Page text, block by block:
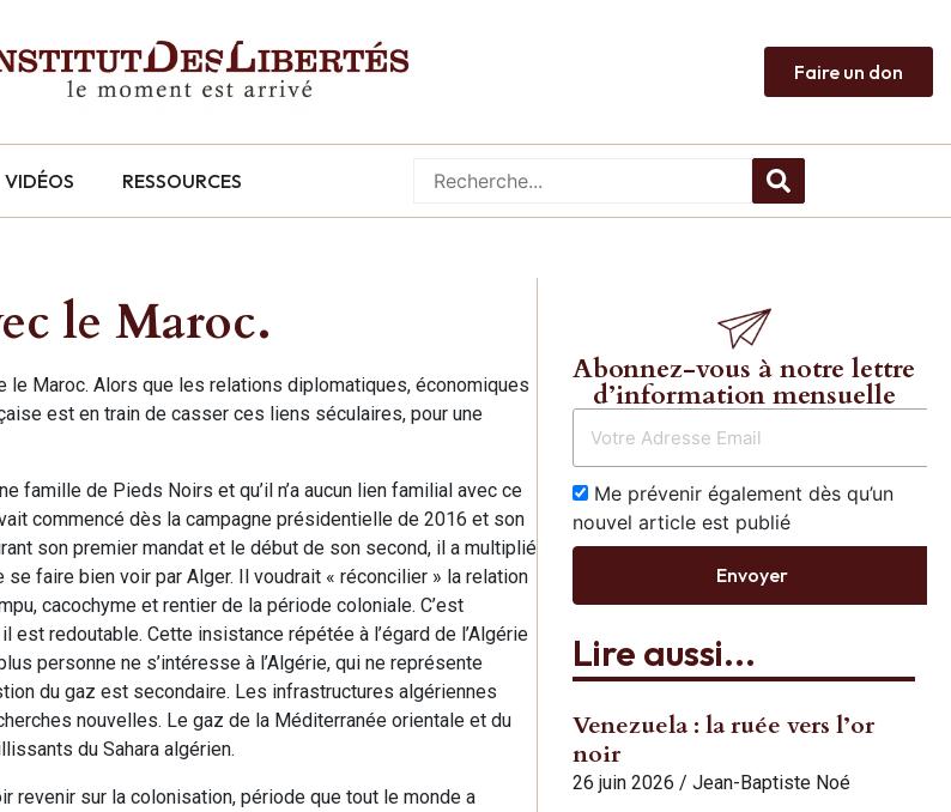
Faire un don
VIDÉOS RESSOURCES
le Maroc.
le Maroc. Alors que les relations diplomatiques, économiques
est en train de casser ces liens séculaires, pour une
famille de Pieds Noirs et qu’il n’a aucun lien familial avec ce
commencé dès la campagne présidentielle de 2016 et son
son premier mandat et le début de son second, il a multiplié
faire bien voir par Alger. Il voudrait « réconcilier » la relation
cacochyme et rentier de la période coloniale. C’est
redoutable. Cette insistance répétée à l’égard de l’Algérie
personne ne s’intéresse à l’Algérie, qui ne représente
du gaz est secondaire. Les infrastructures algériennes
nouvelles. Le gaz de la Méditerranée orientale et du
du Sahara algérien.
revenir sur la colonisation, période que tout le monde a
Abonnez-vous à notre lettre
d’information mensuelle
Me prévenir également dès qu’un
nouvel article est publié
Envoyer
Lire aussi...
Venezuela : la ruée vers l’or
noir
26 juin 2026 / Jean-Baptiste Noé